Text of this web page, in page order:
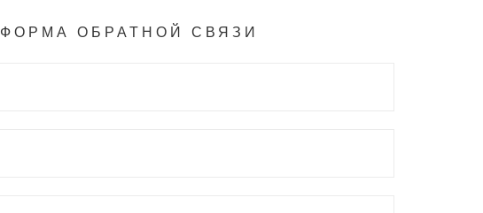
ФОРМА ОБРАТНОЙ СВЯЗИ